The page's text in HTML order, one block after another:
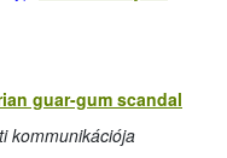
guar-gum scandal
kommunikációja